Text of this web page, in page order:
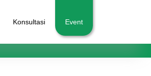
Konsultasi Event